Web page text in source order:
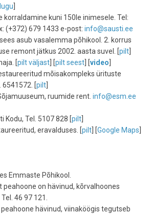
lugu
korraldamine kuni 150le inimesele. Tel:
(+372) 679 1433 e-post: info@sausti.ee
asub vasalemma põhikool. 2. korrus
remont jätkus 2002. aasta suvel. [pilt
[pilt väljast ] [pilt seest ] [video
mõisakompleks ürituste
6541572. [pilt
ruumide rent. info@esm.ee
Kodu, Tel. 5107 828 [pilt
eravalduses. [pilt ] [Google Maps
Emmaste Põhikool.
peahoone on hävinud, kõrvalhoones
Tel. 46 97 121.
peahoone hävinud, viinaköögis tegutseb